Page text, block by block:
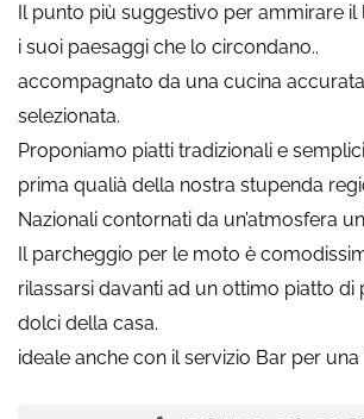
Il punto più suggestivo per ammirare il
i suoi paesaggi che lo circondano..
accompagnato da una cucina
selezionata.
Proponiamo piatti tradizionali e
prima qualià della nostra stupenda
Nazionali contornati da un’atmosfera
Il parcheggio per le moto è
rilassarsi davanti ad un ottimo piatto di
dolci della casa.
ideale anche con il servizio Bar per una